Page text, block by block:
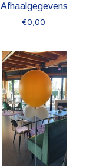
Afhaalgegevens
€0,00